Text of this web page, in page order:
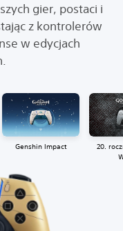
gier, postaci i
z kontrolerów
w edycjach
Genshin Impact
20.